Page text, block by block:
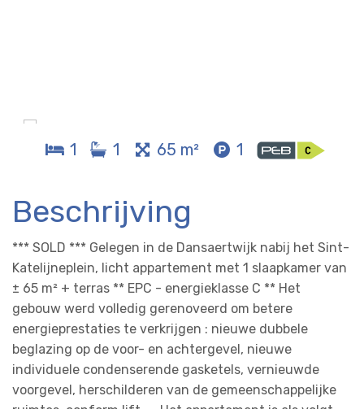
1 1 65 m² 1
Beschrijving
*** SOLD *** Gelegen in de Dansaertwijk nabij het Sint-
Katelijneplein, licht appartement met 1 slaapkamer van
± 65 m² + terras ** EPC - energieklasse C ** Het
gebouw werd volledig gerenoveerd om betere
energieprestaties te verkrijgen : nieuwe dubbele
beglazing op de voor- en achtergevel, nieuwe
individuele condenserende gasketels, vernieuwde
voorgevel, herschilderen van de gemeenschappelijke